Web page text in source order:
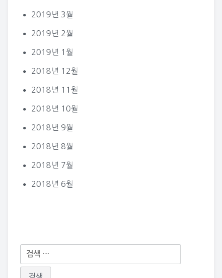
2019년 3월
2019년 2월
2019년 1월
2018년 12월
2018년 11월
2018년 10월
2018년 9월
2018년 8월
2018년 7월
2018년 6월
다
음